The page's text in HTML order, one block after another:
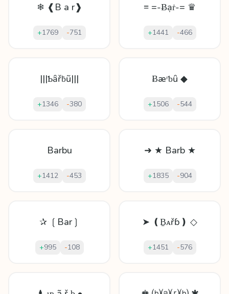
❄ ❰B a r❱
+1769 -751
≡ =-Ƀạṙ-= ♛
+1441 -466
|||Ƅȃřḃũ|||
+1346 -380
Ƀæʳƅȗ ◆
+1506 -544
Barbu
+1412 -453
➜ ★ Barb ★
+1835 -904
✰ ❲Bar❳
+995 -108
➤ ❪Ḇᴀřɓ❫ ◇
+1451 -576